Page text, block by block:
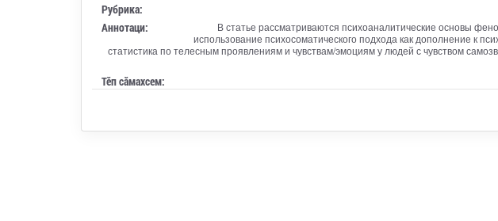
Рубрика:
Аннотаци:
В статье рассматриваются психоаналитические основы
использование психосоматического подхода как дополнение к
статистика по телесным проявлениям и чувствам/эмоциям у людей с чувством
Тӗп сӑмахсем: